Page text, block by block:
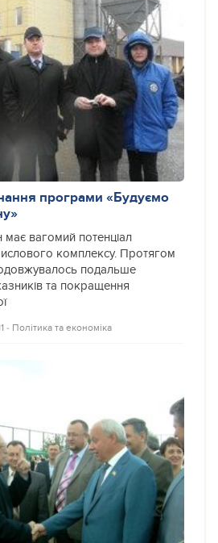
програми «Будуємо
вагомий потенціал
комплексу. Протягом
подальше
та покращення
‐ Політика та економіка